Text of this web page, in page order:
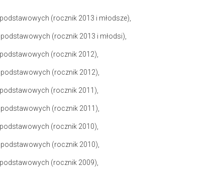
(rocznik 2013 i młodsze),
(rocznik 2013 i młodsi),
(rocznik 2012),
podstawowych (rocznik 2012),
(rocznik 2011),
podstawowych (rocznik 2011),
(rocznik 2010),
podstawowych (rocznik 2010),
(rocznik 2009),